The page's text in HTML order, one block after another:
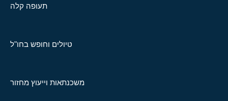
תעופה קלה
טיולים וחופש בחו"ל
משכנתאות וייעוץ מחזור